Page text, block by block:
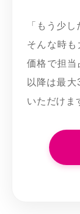
「もう少
そんな時も
価格で担当
以降は最
いただけま